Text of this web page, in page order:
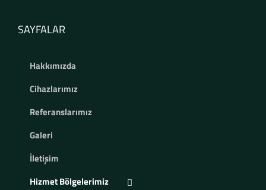
SAYFALAR
Hakkımızda
Cihazlarımız
Referanslarımız
Galeri
İletişim
Hizmet Bölgelerimiz